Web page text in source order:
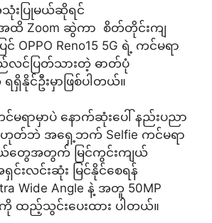
သုံးပြုမယ်ဆိုရင်
အထိ Zoom ဆွဲကာ စိတ်တိုင်းကျ
OPPO Reno15 5G ရဲ့ ကင်မရာ
ည်လင်ပြတ်သားတဲ့ ဓာတ်ပုံ
နိုင်ဦးမှာဖြစ်ပါတယ်။
ရာမှာပဲ နောက်ဆုံးပေါ် နည်းပညာ
ဟုတ်ဘဲ အရှေ့ဘက် Selfie ကင်မရာ
တွေအတွက် မြင်ကွင်းကျယ်
င်းလင်းဆုံး မြင်နိုင်စေရန်
Wide Angle နဲ့ အတူ 50MP
ကို ထည့်သွင်းပေးထား ပါတယ်။